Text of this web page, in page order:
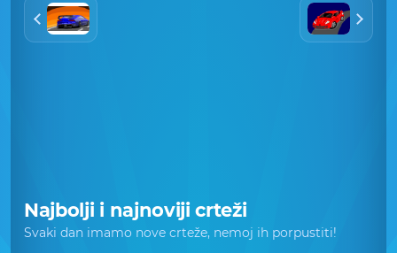
Najbolji i najnoviji crteži
Svaki dan imamo nove crteže, nemoj ih porpustiti!